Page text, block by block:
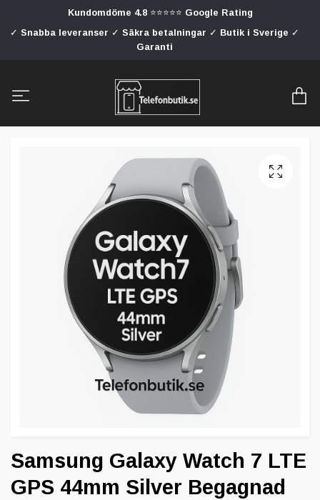
Kundomdöme 4.8 ⭐⭐⭐⭐⭐ Google Rating
✓ Snabba leveranser ✓ Säkra betalningar ✓ Butik i Sverige ✓
Garanti
Samsung Galaxy Watch 7 LTE
GPS 44mm Silver Begagnad